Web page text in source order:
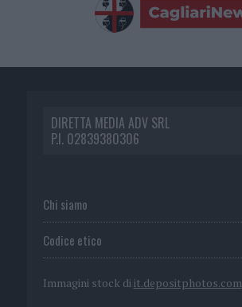
DIRETTA MEDIA ADV SRL
P.I. 02839380306
Chi siamo
Codice etico
Immagini stock di it.depositphotos.com